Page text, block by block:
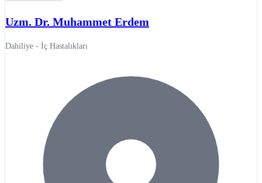
Uzm. Dr. Muhammet Erdem
Dahiliye - İç Hastalıkları